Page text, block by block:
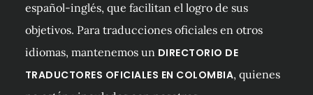
español-inglés, que facilitan el logro de sus
objetivos. Para traducciones oficiales en otros
idiomas, mantenemos un DIRECTORIO DE
TRADUCTORES OFICIALES EN COLOMBIA, quienes